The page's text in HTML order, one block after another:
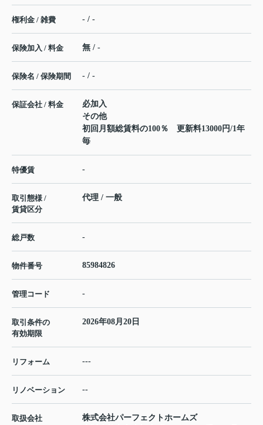
権利金 / 雑費 - / -
保険加入 / 料金 無 / -
保険名 / 保険期間 - / -
保証会社 / 料金
必加入
その他
初回月額総賃料の100％ 更新料13000円/1年
毎
特優賃 -
取引態様 /
賃貸区分
代理 / 一般
総戸数 -
物件番号 85984826
管理コード -
取引条件の
有効期限
2026年08月20日
リフォーム ---
リノベーション --
取扱会社
株式会社パーフェクトホームズ